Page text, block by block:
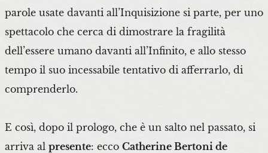
parole usate davanti all’Inquisizione si parte, per uno
spettacolo che cerca di dimostrare la fragilità
dell’essere umano davanti all’Infinito, e allo stesso
tempo il suo incessabile tentativo di afferrarlo, di
comprenderlo.
E così, dopo il prologo, che è un salto nel passato, si
arriva al presente: ecco Catherine Bertoni de